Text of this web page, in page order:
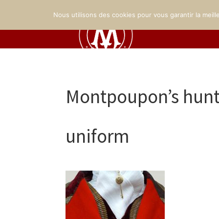
Montpoupon’s
uniform
Nous utilisons des cookies pour vous garantir la